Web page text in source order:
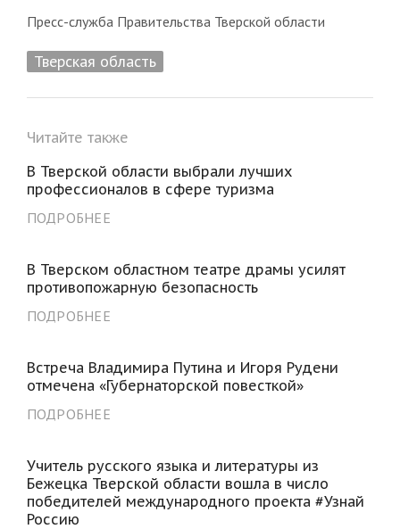
Пресс-служба Правительства Тверской области
Тверская область
Читайте также
В Тверской области выбрали лучших
профессионалов в сфере туризма
ПОДРОБНЕЕ
В Тверском областном театре драмы усилят
противопожарную безопасность
ПОДРОБНЕЕ
Встреча Владимира Путина и Игоря Рудени
отмечена «Губернаторской повесткой»
ПОДРОБНЕЕ
Учитель русского языка и литературы из
Бежецка Тверской области вошла в число
победителей международного проекта #Узнай
Россию